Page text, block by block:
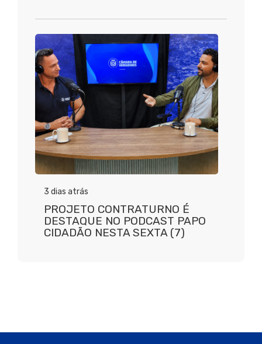
3 dias atrás
PROJETO CONTRATURNO É
DESTAQUE NO PODCAST PAPO
CIDADÃO NESTA SEXTA (7)